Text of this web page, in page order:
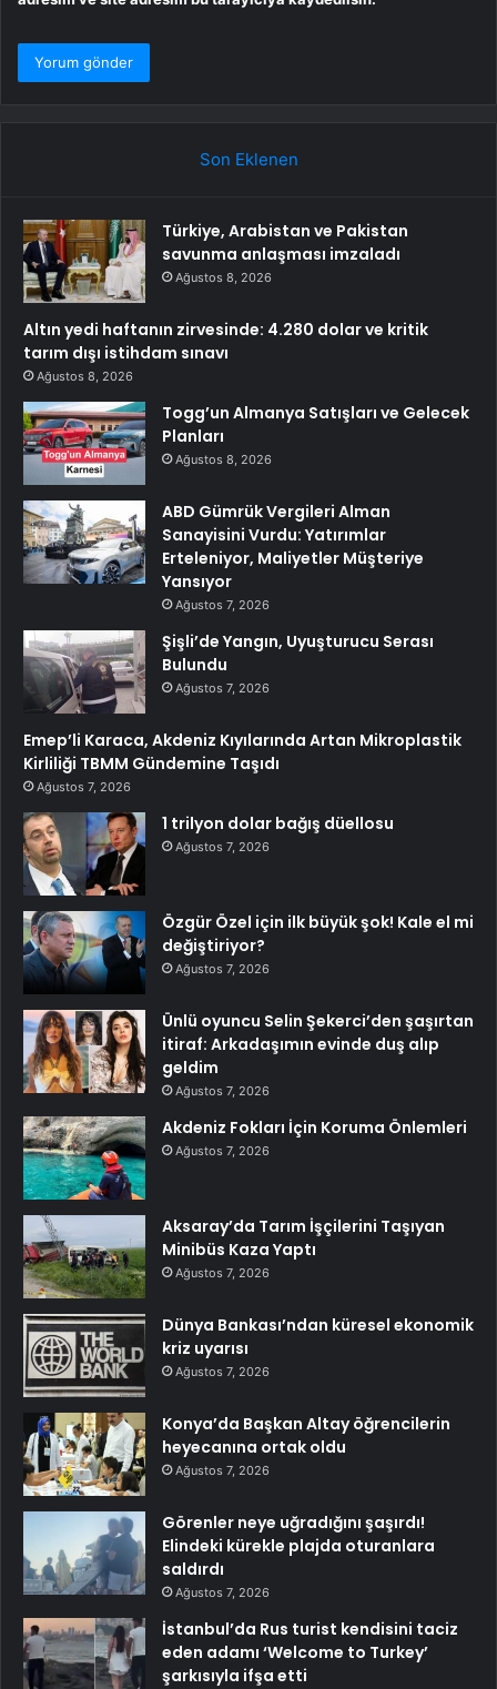
Son Eklenen
Türkiye, Arabistan ve Pakistan
savunma anlaşması imzaladı
Ağustos 8, 2026
Altın yedi haftanın zirvesinde: 4.280 dolar ve kritik
tarım dışı istihdam sınavı
Ağustos 8, 2026
Togg’un Almanya Satışları ve Gelecek
Planları
Ağustos 8, 2026
ABD Gümrük Vergileri Alman
Sanayisini Vurdu: Yatırımlar
Erteleniyor, Maliyetler Müşteriye
Yansıyor
Ağustos 7, 2026
Şişli’de Yangın, Uyuşturucu Serası
Bulundu
Ağustos 7, 2026
Emep’li Karaca, Akdeniz Kıyılarında Artan Mikroplastik
Kirliliği TBMM Gündemine Taşıdı
Ağustos 7, 2026
1 trilyon dolar bağış düellosu
Ağustos 7, 2026
Özgür Özel için ilk büyük şok! Kale el mi
değiştiriyor?
Ağustos 7, 2026
Ünlü oyuncu Selin Şekerci’den şaşırtan
itiraf: Arkadaşımın evinde duş alıp
geldim
Ağustos 7, 2026
Akdeniz Fokları İçin Koruma Önlemleri
Ağustos 7, 2026
Aksaray’da Tarım İşçilerini Taşıyan
Minibüs Kaza Yaptı
Ağustos 7, 2026
Dünya Bankası’ndan küresel ekonomik
kriz uyarısı
Ağustos 7, 2026
Konya’da Başkan Altay öğrencilerin
heyecanına ortak oldu
Ağustos 7, 2026
Görenler neye uğradığını şaşırdı!
Elindeki kürekle plajda oturanlara
saldırdı
Ağustos 7, 2026
İstanbul’da Rus turist kendisini taciz
eden adamı ‘Welcome to Turkey’
şarkısıyla ifşa etti